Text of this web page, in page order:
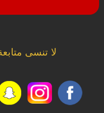
لا تنسى